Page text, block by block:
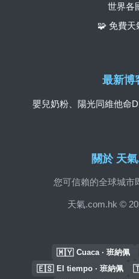
關於 天
您可信賴的全球城市
天氣.com.hk ©
世界各
🧩 免費天
最新博
嬰兒奶粉、陽光同維他命
🇲🇾 Cuaca · 班納佩
🇪🇸 El tiempo · 班納佩